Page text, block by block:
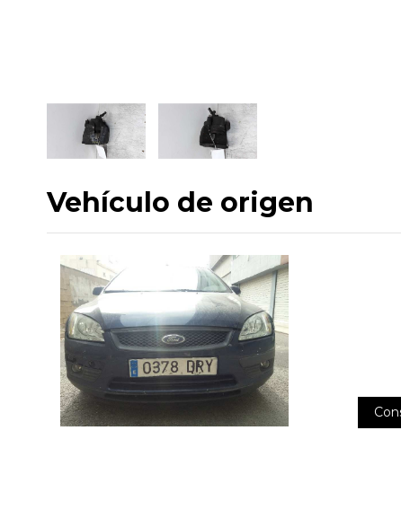
Vehículo de origen